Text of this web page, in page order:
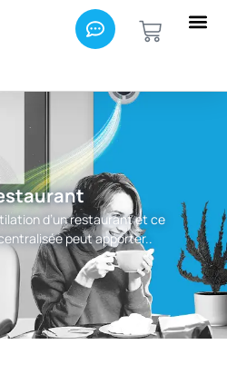
d’un restaurant et ce
peut apporter..